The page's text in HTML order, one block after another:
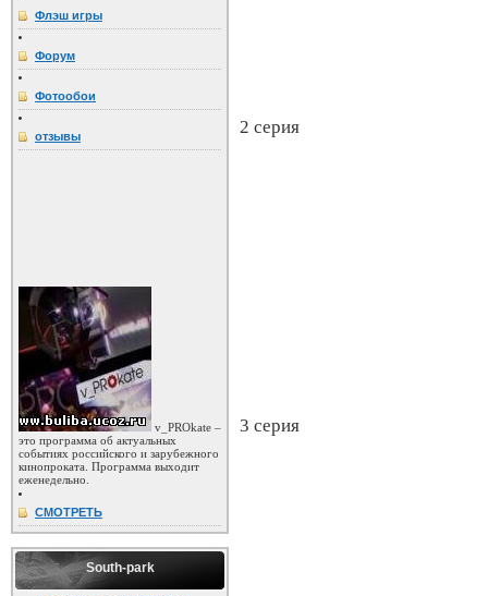
Флэш игры
Форум
Фотообои
отзывы
v_PROkate –
это программа об актуальных
событиях российского и зарубежного
кинопроката. Программа выходит
еженедельно.
СМОТРЕТЬ
South-park
2 серия
3 серия